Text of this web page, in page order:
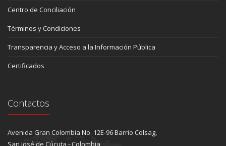
Centro de Conciliación
Términos y Condiciones
Transparencia y Acceso a la Información Pública
Certificados
Contactos
Avenida Gran Colombia No. 12E-96 Barrio Colsag,
San José de Cúcuta - Colombia